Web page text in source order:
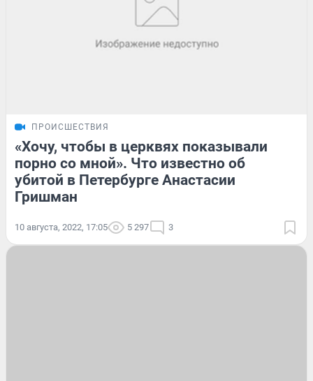
ПРОИСШЕСТВИЯ
«Хочу, чтобы в церквях показывали
порно со мной». Что известно об
убитой в Петербурге Анастасии
Гришман
10 августа, 2022, 17:05 5 297 3